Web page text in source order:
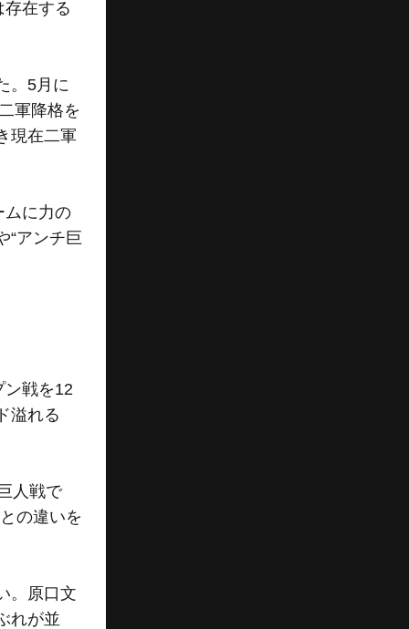
存在する
。5月に
軍降格を
現在二軍
に力の
“アンチ巨
ン戦を12
溢れる
人戦で
の違いを
。原口文
れが並